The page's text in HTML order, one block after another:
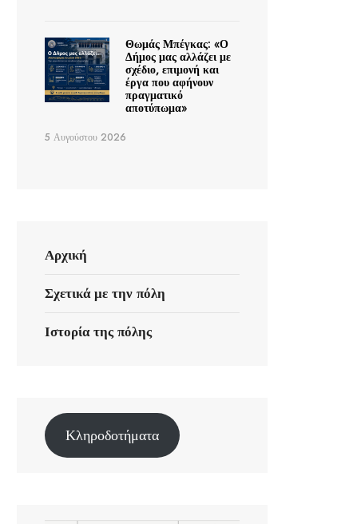
Θωμάς Μπέγκας: «Ο
Δήμος μας αλλάζει με
σχέδιο, επιμονή και
έργα που αφήνουν
πραγματικό
αποτύπωμα»
5 Αυγούστου 2026
Αρχική
Σχετικά με την πόλη
Ιστορία της πόλης
Κληροδοτήματα